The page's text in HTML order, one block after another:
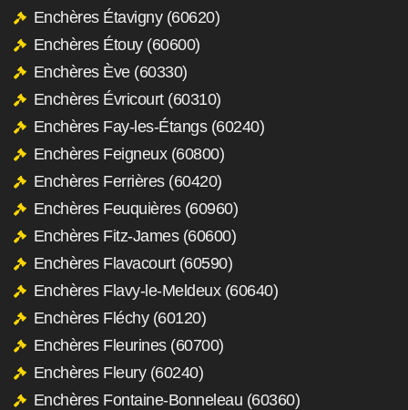
Enchères Étavigny (60620)
Enchères Étouy (60600)
Enchères Ève (60330)
Enchères Évricourt (60310)
Enchères Fay-les-Étangs (60240)
Enchères Feigneux (60800)
Enchères Ferrières (60420)
Enchères Feuquières (60960)
Enchères Fitz-James (60600)
Enchères Flavacourt (60590)
Enchères Flavy-le-Meldeux (60640)
Enchères Fléchy (60120)
Enchères Fleurines (60700)
Enchères Fleury (60240)
Enchères Fontaine-Bonneleau (60360)